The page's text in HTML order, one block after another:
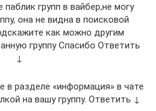
групп в вайбер,не могу
она не видна в поисковой
как можно другим
группу Спасибо Ответить
↓
разделе «информация» в чате
на вашу группу. Ответить ↓